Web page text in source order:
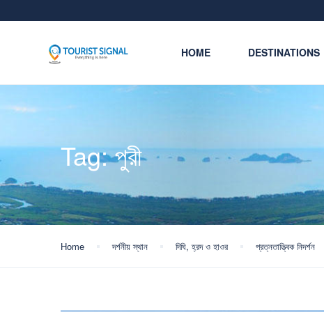
HOME DESTINATIONS
Tag:পুরী
Home দর্শনীয় স্থান দিঘি, হ্রদ ও হাওর প্রত্নতাত্ত্বিক নিদর্শন